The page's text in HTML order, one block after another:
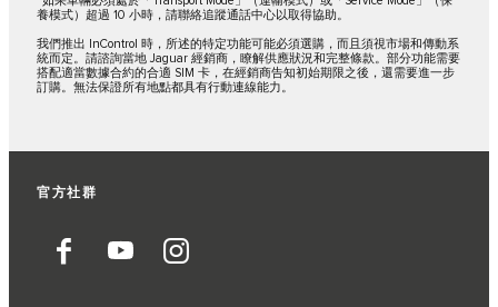
養模式）超過 10 小時，請聯絡追蹤通話中心以取得協助。
我們推出 InControl 時，所述的特定功能可能必須選購，而且須視市場和傳動系
統而定。請諮詢當地 Jaguar 經銷商，瞭解供應狀況和完整條款。部分功能需要
搭配適當數據合約的合適 SIM 卡，在經銷商告知初始期限之後，還需要進一步
訂購。無法保證所有地點都具有行動連線能力。
官方社群